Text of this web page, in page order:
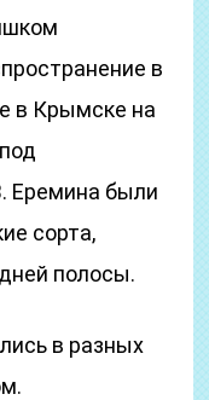
в
в Крымске на
Еремина были
сорта,
полосы.
в разных